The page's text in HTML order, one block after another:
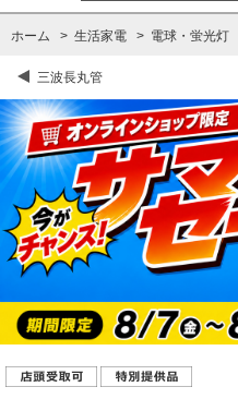
ホーム > 生活家電 > 電球・蛍光灯
三波長丸管